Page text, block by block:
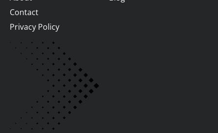
Contact
Privacy Policy